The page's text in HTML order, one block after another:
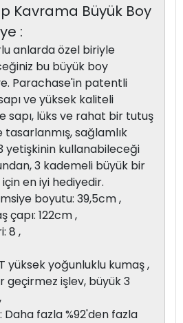
Kavrama Büyük Boy
:
anlarda özel biriyle
bu büyük boy
Parachase'in patentli
ve yüksek kaliteli
sapı, lüks ve rahat bir tutuş
sağlamlık
yetişkinin kullanabileceği
3 kademeli büyük bir
en iyi hediyedir.
boyutu: 39,5cm ,
çapı: 122cm ,
8 ,
yüksek yoğunluklu kumaş ,
geçirmez işlev, büyük 3
Daha fazla %92'den fazla